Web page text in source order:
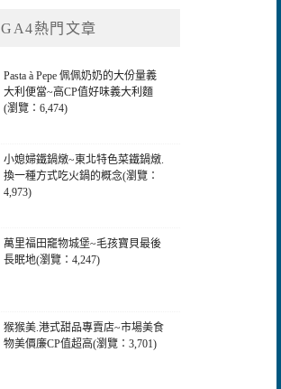
GA4熱門文章
Pasta à Pepe 佩佩奶奶的大份量義
大利便當~高CP值好味義大利麵
(瀏覽：6,474)
小媳婦鐵鍋燉~東北特色菜鐵鍋燉.
換一種方式吃火鍋的概念(瀏覽：
4,973)
萬里福田竉物城堡~毛孩寶貝最後
長眠地(瀏覽：4,247)
猴猴美.港式甜品專賣店~市場美食
物美價廉CP值超高(瀏覽：3,701)